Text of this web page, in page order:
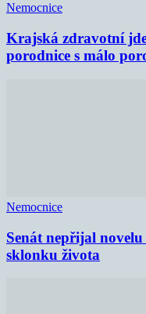
Nemocnice
Krajská zdravotní
porodnice s málo
Nemocnice
Senát nepřijal novelu
sklonku života